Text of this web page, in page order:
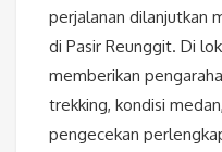
perjalanan dilanjutkan
di Pasir Reunggit. Di
memberikan
trekking, kondisi
pengecekan